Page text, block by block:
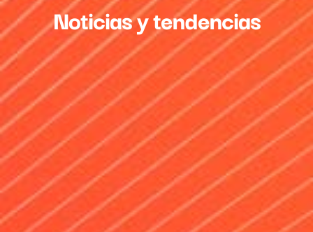
Noticias y tendencias